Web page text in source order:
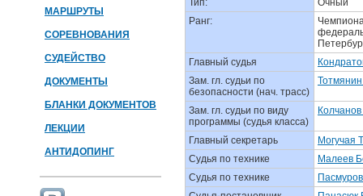
МАРШРУТЫ
СОРЕВНОВАНИЯ
СУДЕЙСТВО
ДОКУМЕНТЫ
БЛАНКИ ДОКУМЕНТОВ
ЛЕКЦИИ
АНТИДОПИНГ
Тип:
Очный
Ранг:
Главный судья
Зам. гл. судьи по
безопасности (нач. трасс)
Зам. гл. судьи по виду
программы (судья класса)
Главный секретарь
Могучая
Судья по технике
Малеев
Судья по технике